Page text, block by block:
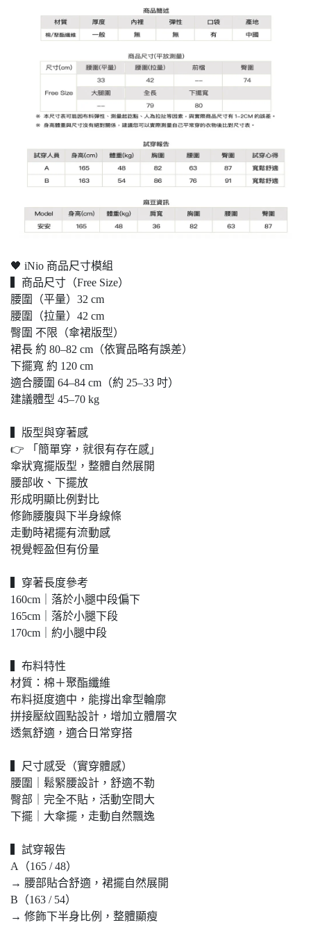
🖤 iNio 商品尺寸模組
▍商品尺寸（Free Size）
腰圍（平量）32 cm
腰圍（拉量）42 cm
臀圍 不限（傘裙版型）
裙長 約 80–82 cm（依實品略有誤差）
下擺寬 約 120 cm
適合腰圍 64–84 cm（約 25–33 吋）
建議體型 45–70 kg
▍版型與穿著感
👉 「簡單穿，就很有存在感」
傘狀寬擺版型，整體自然展開
腰部收、下擺放
形成明顯比例對比
修飾腰腹與下半身線條
走動時裙擺有流動感
視覺輕盈但有份量
▍穿著長度參考
160cm｜落於小腿中段偏下
165cm｜落於小腿下段
170cm｜約小腿中段
▍布料特性
材質：棉＋聚酯纖維
布料挺度適中，能撐出傘型輪廓
拼接壓紋圓點設計，增加立體層次
透氣舒適，適合日常穿搭
▍尺寸感受（實穿體感）
腰圍｜鬆緊腰設計，舒適不勒
臀部｜完全不貼，活動空間大
下擺｜大傘擺，走動自然飄逸
▍試穿報告
A（165 / 48）
→ 腰部貼合舒適，裙擺自然展開
B（163 / 54）
→ 修飾下半身比例，整體顯瘦